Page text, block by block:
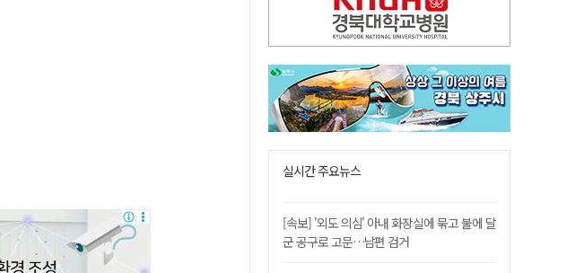
실시간 주요뉴스
[속보] '외도 의심' 아내 화장실에 묶고 불에 달
군 공구로 고문…남편 검거